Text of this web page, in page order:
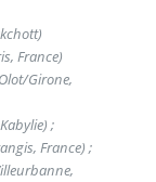
France)
Girone,
;
France) ;